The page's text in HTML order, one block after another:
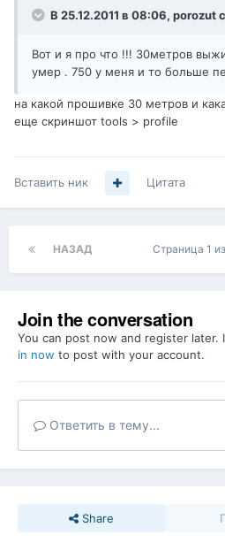
В 25.12.2011 в 08:06, porozut
Вот и я про что !!! 30метров
умер . 750 у меня и то больше
на какой прошивке 30 метров и
еще скриншот tools > profile
Вставить ник Цитата
НАЗАД Страница 1
Join the conversation
You can post now and register later.
in now to post with your account.
Ответить в тему...
Share